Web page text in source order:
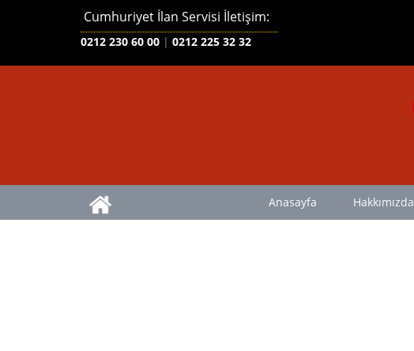
Cumhuriyet İlan Servisi İletişim:
0212 230 60 00 | 0212 225 32 32
Anasayfa Hakkımızda